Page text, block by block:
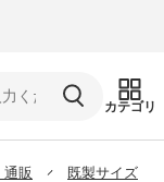
カテゴリ
販
既製サイズ